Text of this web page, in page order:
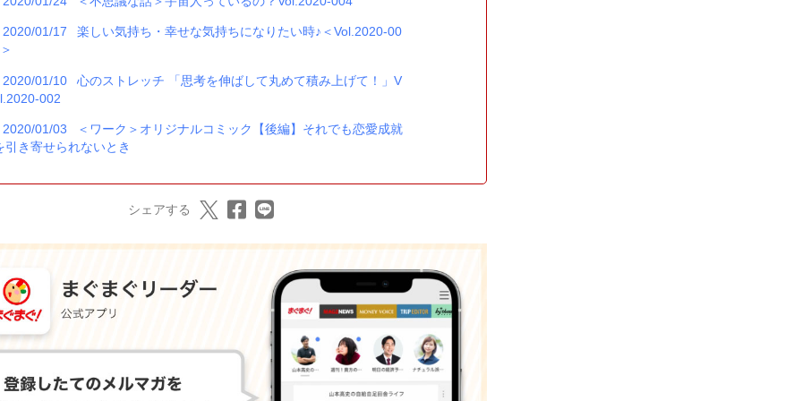
2020/01/17
楽しい気持ち・幸せな気持ちになりたい時♪＜Vol.2020-00
2020/01/10
心のストレッチ 「思考を伸ばして丸めて積み上げて！」V
002
2020/01/03
＜ワーク＞オリジナルコミック【後編】それでも恋愛成就
引き寄せられないとき
シェアする